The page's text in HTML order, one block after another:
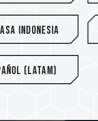
Indonesia
(Latam)